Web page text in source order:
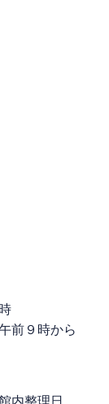
前９時から
内整理日、